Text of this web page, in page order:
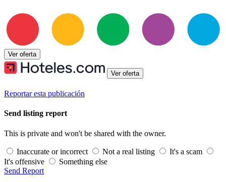
Ver oferta
Ver oferta
Reportar esta publicación
Send listing report
This is private and won't be shared with the owner.
Inaccurate or incorrect Not a real listing
It's a scam
It's offensive
Something else
Send Report